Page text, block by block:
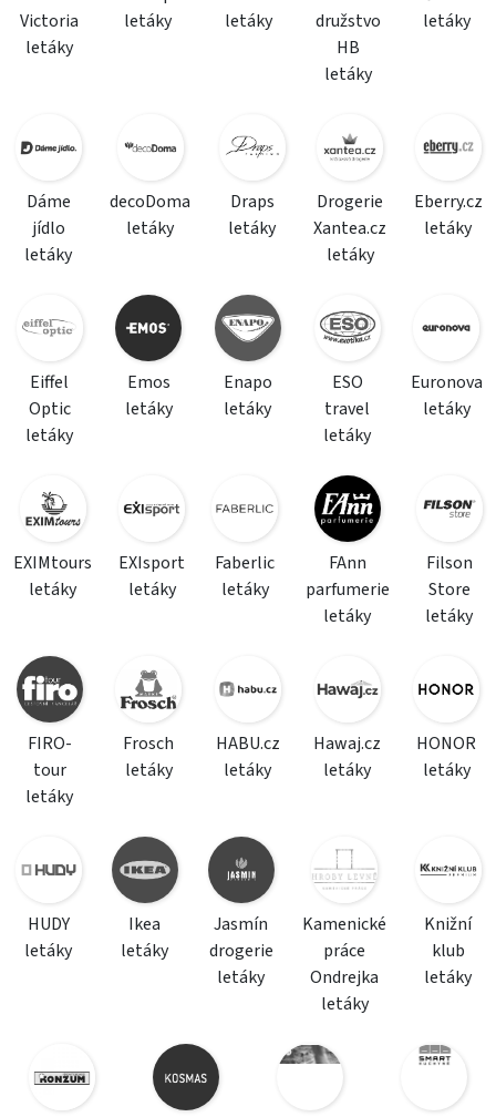
Victoria
letáky
letáky
letáky
družstvo
HB
letáky
letáky
Dáme
jídlo
letáky
decoDoma
letáky
Draps
letáky
Drogerie
Xantea.cz
letáky
Eberry.cz
letáky
Eiffel
Optic
letáky
Emos
letáky
Enapo
letáky
ESO
travel
letáky
Euronova
letáky
EXIMtours
letáky
EXIsport
letáky
Faberlic
letáky
FAnn
parfumerie
letáky
Filson
Store
letáky
FIRO-
tour
letáky
Frosch
letáky
HABU.cz
letáky
Hawaj.cz
letáky
HONOR
letáky
HUDY
letáky
Ikea
letáky
Jasmín
drogerie
letáky
Kamenické
práce
Ondrejka
letáky
Knižní
klub
letáky